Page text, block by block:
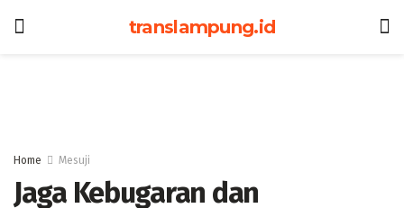
translampung.id
Home Mesuji
Jaga Kebugaran dan